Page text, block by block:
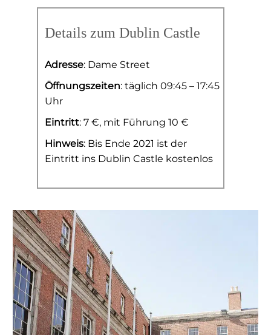
Details zum Dublin Castle
Adresse: Dame Street
Öffnungszeiten: täglich 09:45 – 17:45
Uhr
Eintritt: 7 €, mit Führung 10 €
Hinweis: Bis Ende 2021 ist der
Eintritt ins Dublin Castle kostenlos